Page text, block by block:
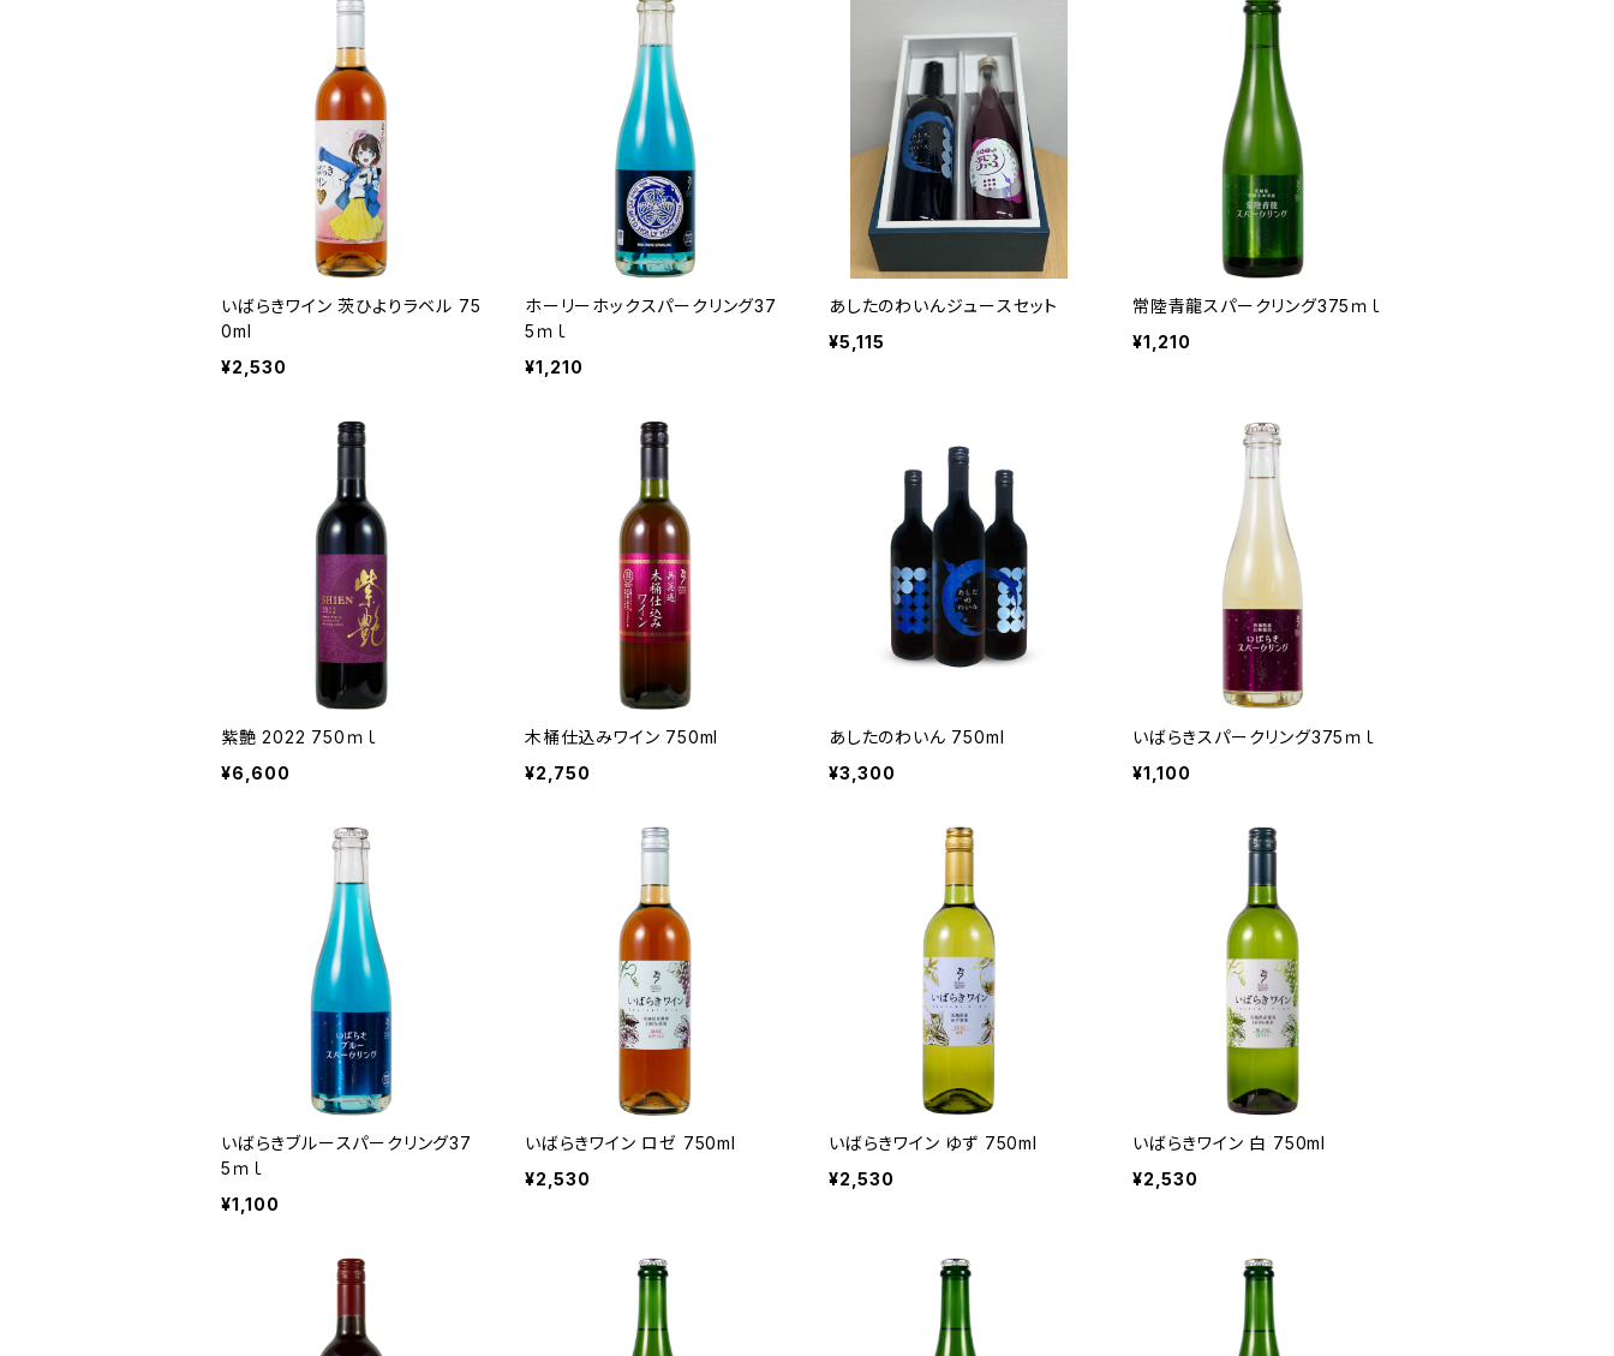
いばらきワイン 茨ひよりラベル 75
0ml
¥2,530
ホーリーホックスパークリング37
5ｍｌ
¥1,210
あしたのわいんジュースセット
¥5,115
常陸青龍スパークリング375ｍｌ
¥1,210
紫艶 2022 750ｍｌ
¥6,600
木桶仕込みワイン 750ml
¥2,750
あしたのわいん 750ml
¥3,300
いばらきスパークリング375ｍｌ
¥1,100
いばらきブルースパークリング37
5ｍｌ
¥1,100
いばらきワイン ロゼ 750ml
¥2,530
いばらきワイン ゆず 750ml
¥2,530
いばらきワイン 白 750ml
¥2,530